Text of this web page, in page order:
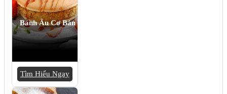
Bánh Âu Cơ Bản
Tìm Hiểu Ngay